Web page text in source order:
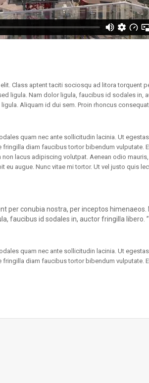
Class aptent taciti sociosqu ad litora torquent
ligula. Nam dolor ligula, faucibus id sodales in,
Aliquam id dui sem. Proin rhoncus
quam nec ante sollicitudin lacinia. Ut
diam faucibus tortor bibendum vulputate.
lacus adipiscing volutpat. Aenean odio
eu augue. Nunc vitae mi tortor. Ut vel justo quis
per conubia nostra, per inceptos himenaeos.
faucibus id sodales in, auctor fringilla libero. ”
quam nec ante sollicitudin lacinia. Ut
diam faucibus tortor bibendum vulputate.